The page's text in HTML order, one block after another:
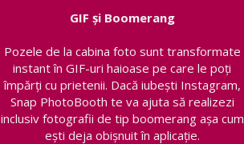
GIF și Boomerang
Pozele de la cabina foto sunt transformate
instant în GIF-uri haioase pe care le poți
împărți cu prietenii. Dacă iubești Instagram,
Snap PhotoBooth te va ajuta să realizezi
inclusiv fotografii de tip boomerang așa cum
ești deja obișnuit în aplicație.